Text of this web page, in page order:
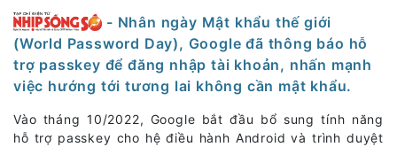
- Nhân ngày Mật khẩu thế giới
(World Password Day), Google đã thông báo hỗ
trợ passkey để đăng nhập tài khoản, nhấn mạnh
việc hướng tới tương lai không cần mật khẩu.
Vào tháng 10/2022, Google bắt đầu bổ sung tính năng
hỗ trợ passkey cho hệ điều hành Android và trình duyệt